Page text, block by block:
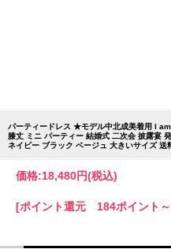
パーティードレス ★モデル中北成美着用 I
膝丈 ミニ パーティー 結婚式 二次会 披露宴
ネイビー ブラック ベージュ 大きいサイズ 送
価格:18,480円(税込)
[ポイント還元 184ポイント